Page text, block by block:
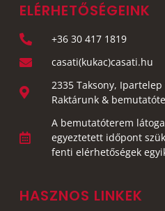
ELÉRHETŐSÉGEINK
+36 30 417 1819
casati(kukac)casati.hu
2335 Taksony, Ipartelep
Raktárunk &
A bemutatóterem
egyeztetett időpont
fenti elérhetőségek
HASZNOS LINKEK